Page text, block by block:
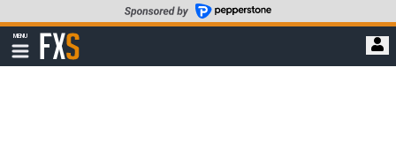
至
要
MENU
顯
示
FXStreet